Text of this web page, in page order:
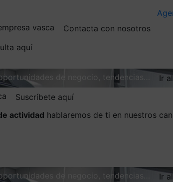
vasca
Contacta con nosotros
aquí
de negocio, tendencias…
Ir
Suscríbete aquí
actividad hablaremos de ti en nuestros
de negocio, tendencias…
Ir